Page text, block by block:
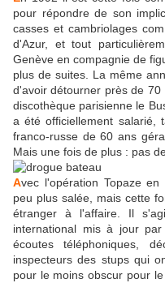
pour répondre de son
casses et cambriolages
d'Azur, et tout
Genève en compagnie de
plus de suites. La même
d'avoir détourner près de
discothèque parisienne le
a été officiellement salarié,
franco-russe de 60 ans
Mais une fois de plus : pas
Avec l'opération Topaze
peu plus salée, mais cette
étranger à l'affaire. Il
international mis à jour
écoutes téléphoniques,
inspecteurs des stups qui
pour le moins obscur pour